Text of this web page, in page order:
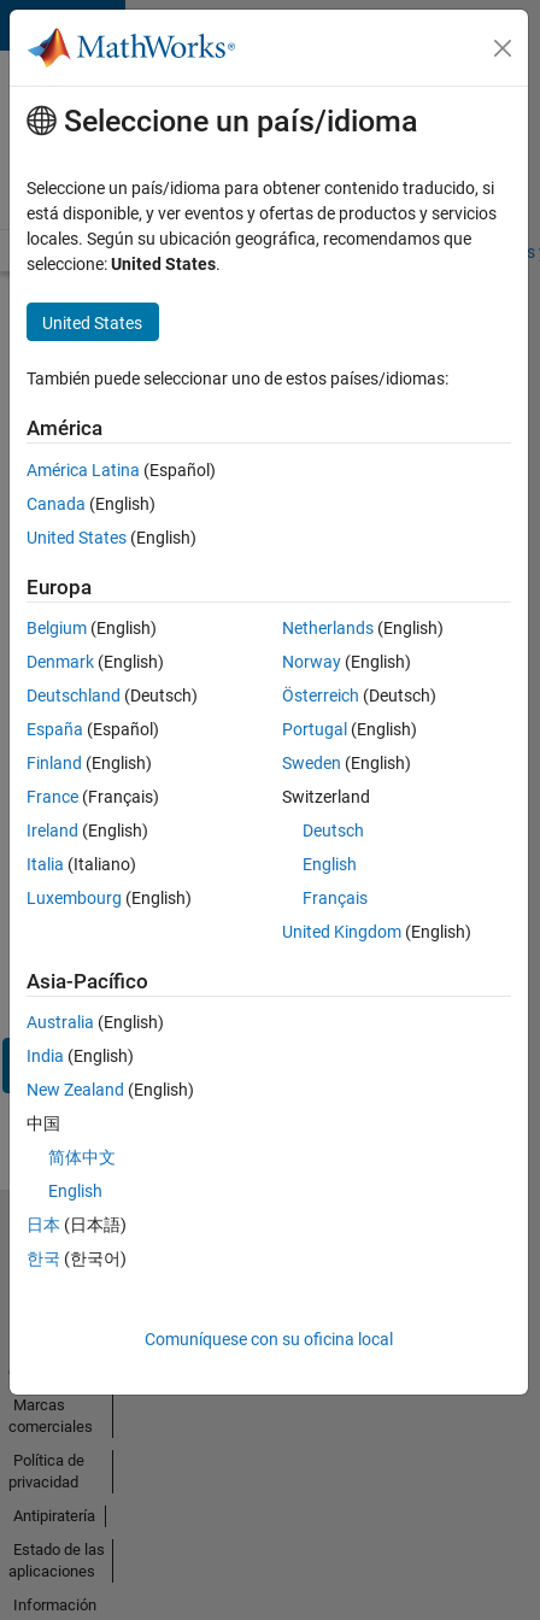
Saltar al contenido
Ofertas
de
empleo
MathWorks
Visión general Búsqueda de empleo Oficinas locales
Enviar
solicitud
Senior
Software
Process
Engineer
sesión
su
cuenta
empleo
Dirección de correo electrónico
su
contraseña?
Iniciar
Seleccione un país/idioma
Seleccione un país/idioma para obtener contenido traducido, si
está disponible, y ver eventos y ofertas de productos y servicios
locales. Según su ubicación geográfica, recomendamos que
seleccione:United States.
United States
También puede seleccionar uno de estos países/idiomas:
América
América Latina (Español)
Canada (English)
United States (English)
Europa
Belgium (English)
Denmark (English)
Deutschland (Deutsch)
España (Español)
Finland (English)
France (Français)
Ireland (English)
Italia (Italiano)
Luxembourg (English)
Netherlands(English)
Norway(English)
Österreich (Deutsch)
Portugal (English)
Sweden (English)
Switzerland
Deutsch
English
Français
United Kingdom(English)
Asia-Pacífico
Australia (English)
India (English)
New Zealand (English)
中国
简体中文
English
日本 (日本語)
한국 (한국어)
Comuníquese con su oficina local
América
confianza
Marcas
comerciales
Política de
privacidad
Antipiratería
Estado de las
aplicaciones
Información